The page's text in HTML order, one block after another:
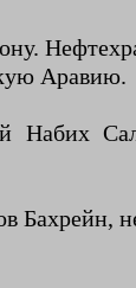
Аравию.
Бахрейн,